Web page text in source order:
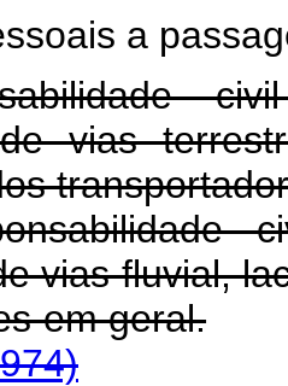
a
vias
vias fluvial,
em geral.